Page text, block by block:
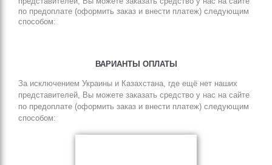
по предоплате (оформить заказ и внести платеж) следующим
способом:
ВАРИАНТЫ ОПЛАТЫ
За исключением Украины и Казахстана, где ещё нет наших
представителей, Вы можете заказать средство у нас на сайте
по предоплате (оформить заказ и внести платеж) следующим
способом: